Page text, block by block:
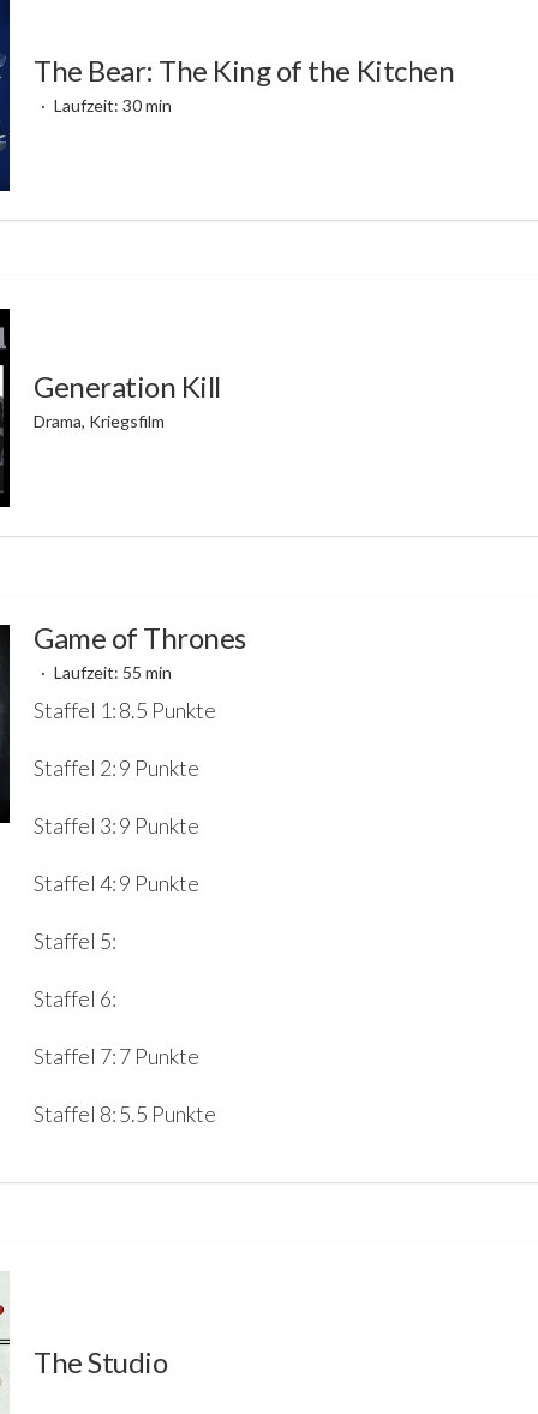
The Bear: The King of the Kitchen
Laufzeit: 30 min
Generation Kill
Drama, Kriegsfilm
Game of Thrones
Laufzeit: 55 min
Staffel 1: 8.5 Punkte
Staffel 2: 9 Punkte
Staffel 3: 9 Punkte
Staffel 4: 9 Punkte
Staffel 5:
Staffel 6:
Staffel 7: 7 Punkte
Staffel 8: 5.5 Punkte
The Studio